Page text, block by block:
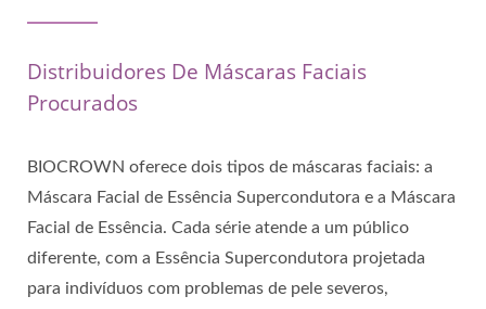
Distribuidores De Máscaras Faciais
Procurados
BIOCROWN oferece dois tipos de máscaras faciais: a
Máscara Facial de Essência Supercondutora e a Máscara
Facial de Essência. Cada série atende a um público
diferente, com a Essência Supercondutora projetada
para indivíduos com problemas de pele severos,